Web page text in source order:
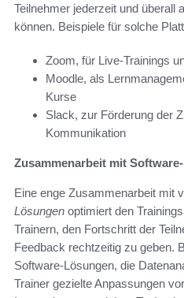
Teilnehmer jederzeit und überall
können. Beispiele für solche
Zoom, für Live-Trainings
Moodle, als
Kurse
Slack, zur Förderung der
Kommunikation
Zusammenarbeit mit
Eine enge Zusammenarbeit mit
Lösungen optimiert den
Trainern, den Fortschritt der
Feedback rechtzeitig zu geben.
Software-Lösungen, die
Trainer gezielte Anpassungen